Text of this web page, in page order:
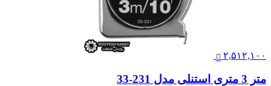
۲,۵۱۲,۱۰۰
متر 3 متری استنلی مدل 231-33